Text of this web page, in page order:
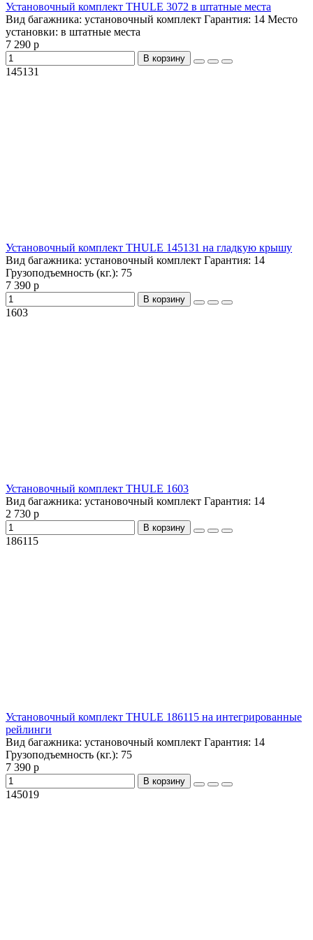
Установочный комплект THULE 3072 в штатные места
Вид багажника: установочный комплект Гарантия: 14 Место
установки: в штатные места
7 290 р
В корзину
145131
Установочный комплект THULE 145131 на гладкую крышу
Вид багажника: установочный комплект Гарантия: 14
Грузоподъемность (кг.): 75
7 390 р
В корзину
1603
Установочный комплект THULE 1603
Вид багажника: установочный комплект Гарантия: 14
2 730 р
В корзину
186115
Установочный комплект THULE 186115 на интегрированные
рейлинги
Вид багажника: установочный комплект Гарантия: 14
Грузоподъемность (кг.): 75
7 390 р
В корзину
145019